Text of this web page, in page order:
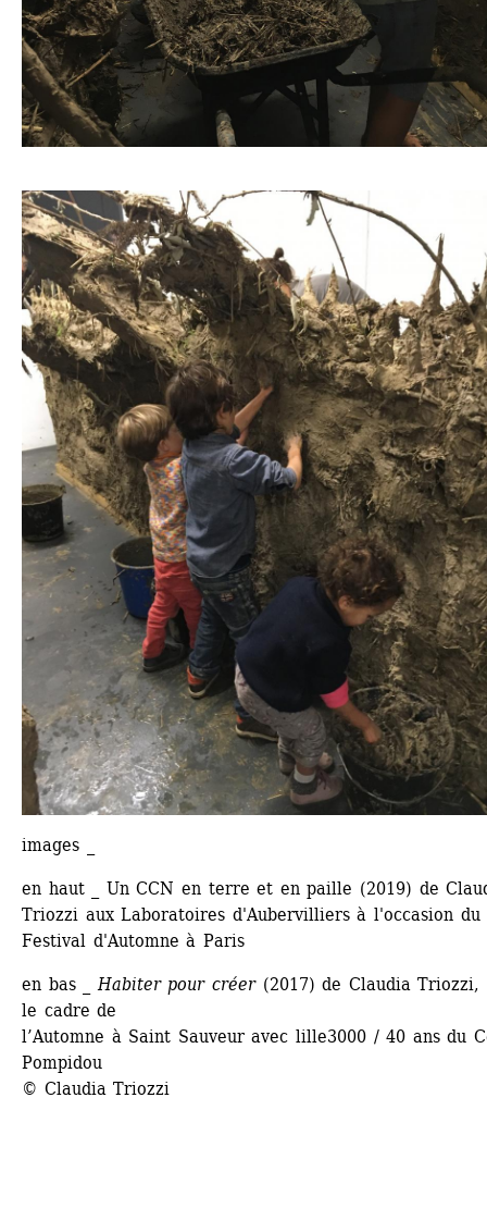
images _
en haut _ Un CCN en terre et en paille (2019) de
Triozzi aux Laboratoires d'Aubervilliers à l'occasion du
Festival d'Automne à Paris
en bas _ Habiter pour créer(2017) de Claudia Triozzi,
le cadre de
l’Automne à Saint Sauveur avec lille3000 / 40 ans du
Pompidou
© Claudia Triozzi